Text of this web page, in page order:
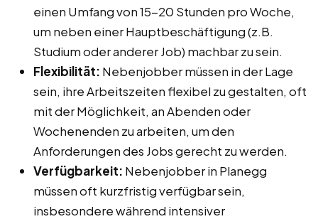
einen Umfang von 15-20 Stunden pro Woche,
um neben einer Hauptbeschäftigung (z.B.
Studium oder anderer Job) machbar zu sein.
Flexibilität: Nebenjobber müssen in der Lage
sein, ihre Arbeitszeiten flexibel zu gestalten, oft
mit der Möglichkeit, an Abenden oder
Wochenenden zu arbeiten, um den
Anforderungen des Jobs gerecht zu werden.
Verfügbarkeit: Nebenjobber in Planegg
müssen oft kurzfristig verfügbar sein,
insbesondere während intensiver